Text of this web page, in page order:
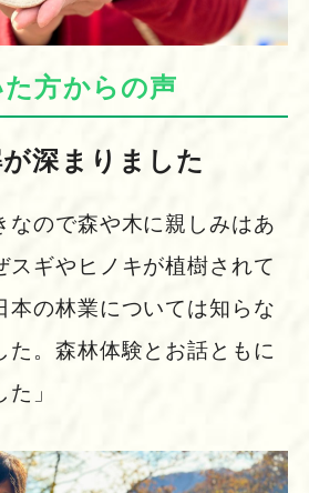
方からの声
深まりました
なので森や木に親しみはあ
スギやヒノキが植樹されて
本の林業については知らな
た。森林体験とお話ともに
」